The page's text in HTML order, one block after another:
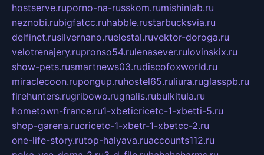
hostserve.ruporno-na-russkom.rumishinlab.ru
neznobi.rubigfatcc.ruhabble.rustarbucksvia.ru
delfinet.rusilvernano.ruelestal.ruvektor-doroga.ru
velotrenajery.rupronso54.rulenasever.rulovinskix.ru
show-pets.rusmartnews03.rudiscofoxworld.ru
miraclecoon.rupongup.ruhostel65.ruliura.ruglasspb.ru
firehunters.rugribowo.rugnalis.rubulkitula.ru
hometown-france.ru1-xbeticricetc-1-xbetti-5.ru
shop-garena.rucricetc-1-xbetr-1-xbetcc-2.ru
one-life-story.rutop-halyava.ruaccounts112.ru